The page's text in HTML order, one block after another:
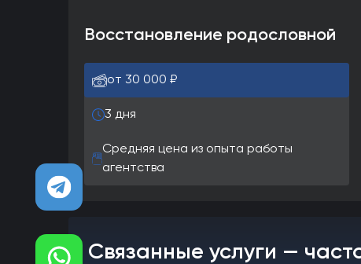
Восстановление родословной
от 30 000 ₽
3 дня
Средняя цена из опыта работы
агентства
Связанные услуги —